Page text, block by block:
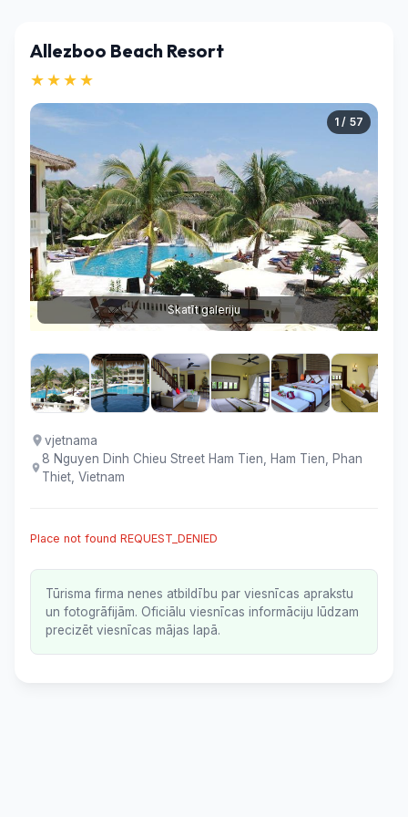
Allezboo Beach Resort
★★★★
1 / 57
Skatīt galeriju
vjetnama
8 Nguyen Dinh Chieu Street Ham Tien, Ham Tien, Phan
Thiet, Vietnam
Place not found REQUEST_DENIED
Tūrisma firma nenes atbildību par viesnīcas aprakstu
un fotogrāfijām. Oficiālu viesnīcas informāciju lūdzam
precizēt viesnīcas mājas lapā.